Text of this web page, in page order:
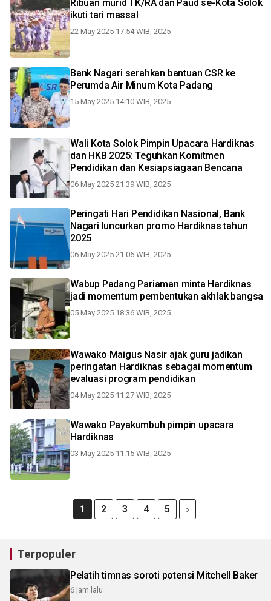
Ribuan murid TK/RA dan Paud se-Kota Solok
ikuti tari massal
22 May 2025 17:54 WIB, 2025
Bank Nagari serahkan bantuan CSR ke
Perumda Air Minum Kota Padang
15 May 2025 14:10 WIB, 2025
Wali Kota Solok Pimpin Upacara Hardiknas
dan HKB 2025: Teguhkan Komitmen
Pendidikan dan Kesiapsiagaan Bencana
06 May 2025 21:39 WIB, 2025
Peringati Hari Pendidikan Nasional, Bank
Nagari luncurkan promo Hardiknas tahun
2025
06 May 2025 21:06 WIB, 2025
Wabup Padang Pariaman minta Hardiknas
jadi momentum pembentukan akhlak bangsa
05 May 2025 18:36 WIB, 2025
Wawako Maigus Nasir ajak guru jadikan
peringatan Hardiknas sebagai momentum
evaluasi program pendidikan
04 May 2025 11:27 WIB, 2025
Wawako Payakumbuh pimpin upacara
Hardiknas
03 May 2025 11:15 WIB, 2025
1 2 3 4 5
Terpopuler
Pelatih timnas soroti potensi Mitchell Baker
6 jam lalu